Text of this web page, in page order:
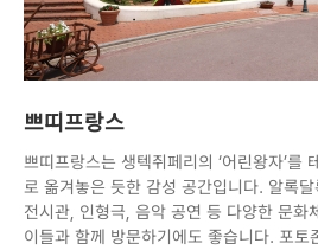
쁘띠프랑스
쁘띠프랑스는 생텍쥐페리의 ‘어린왕자’를
로 옮겨놓은 듯한 감성 공간입니다. 알록달
전시관, 인형극, 음악 공연 등 다양한 문화
이들과 함께 방문하기에도 좋습니다. 포토